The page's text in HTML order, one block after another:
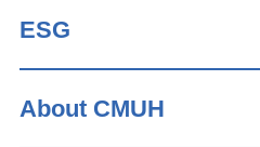
ESG
About CMUH